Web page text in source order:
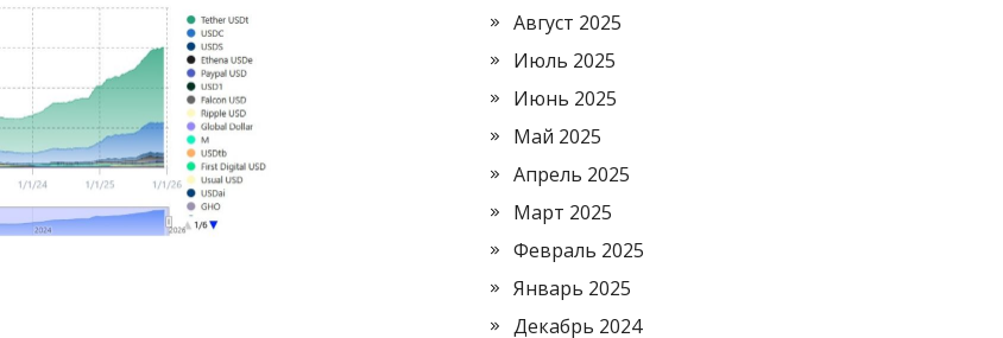
Август 2025
Июль 2025
Июнь 2025
Май 2025
Апрель 2025
Март 2025
Февраль 2025
Январь 2025
Декабрь 2024